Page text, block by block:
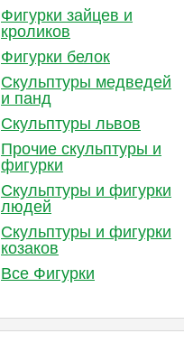
Фигурки зайцев и
кроликов
Фигурки белок
Скульптуры медведей
и панд
Скульптуры львов
Прочие скульптуры и
фигурки
Скульптуры и фигурки
людей
Скульптуры и фигурки
козаков
Все Фигурки